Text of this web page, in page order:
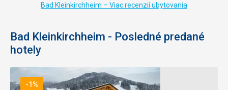
Táto recenzia bola preložená automaticky pomocou
Cena
Strava
snídaně 100% spokojenost, večeře 200% spokojenost
Bad Kleinkirchheim – Viac recenzií ubytovania
Bad Kleinkirchheim - Posledné predané
hotely
-1%